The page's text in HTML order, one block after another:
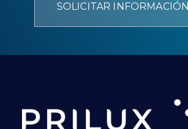
SOLICITAR INFORMACIÓN